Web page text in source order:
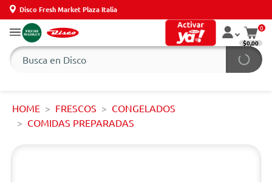
Disco Fresh Market Plaza Italia
0
$0,00
HOME FRESCOS
CONGELADOS
COMIDAS PREPARADAS